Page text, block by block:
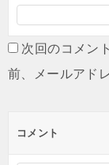
次回のコメン
前、メールアド
コメント